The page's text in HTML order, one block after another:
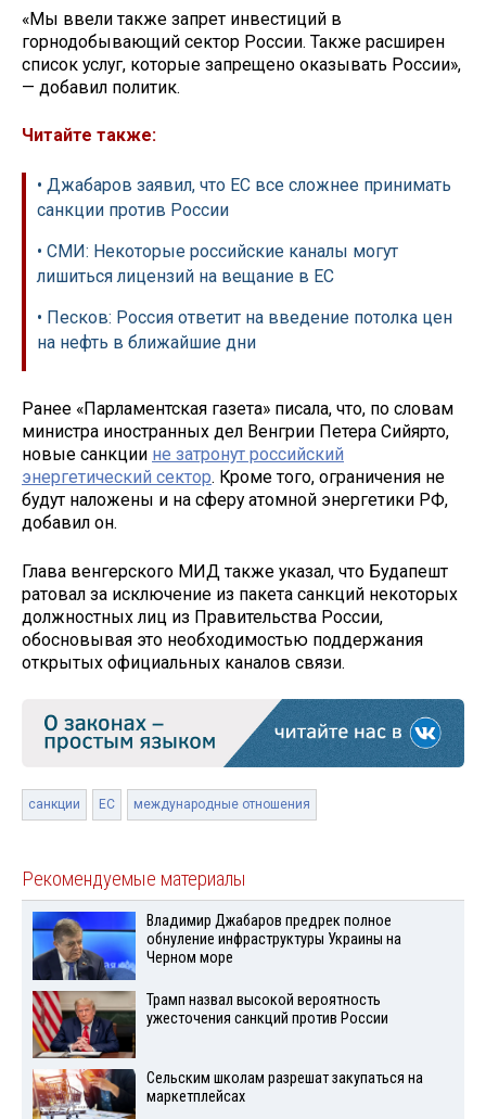
«Мы ввели также запрет инвестиций в
горнодобывающий сектор России. Также расширен
список услуг, которые запрещено оказывать России»,
— добавил политик.
Читайте также:
• Джабаров заявил, что ЕС все сложнее принимать
санкции против России
• СМИ: Некоторые российские каналы могут
лишиться лицензий на вещание в ЕС
• Песков: Россия ответит на введение потолка цен
на нефть в ближайшие дни
Ранее «Парламентская газета» писала, что, по словам
министра иностранных дел Венгрии Петера Сийярто,
новые санкции не затронут российский
энергетический сектор. Кроме того, ограничения не
будут наложены и на сферу атомной энергетики РФ,
добавил он.
Глава венгерского МИД также указал, что Будапешт
ратовал за исключение из пакета санкций некоторых
должностных лиц из Правительства России,
обосновывая это необходимостью поддержания
открытых официальных каналов связи.
санкции ЕС международные отношения
Рекомендуемые материалы
Владимир Джабаров предрек полное
обнуление инфраструктуры Украины на
Черном море
Трамп назвал высокой вероятность
ужесточения санкций против России
Сельским школам разрешат закупаться на
маркетплейсах